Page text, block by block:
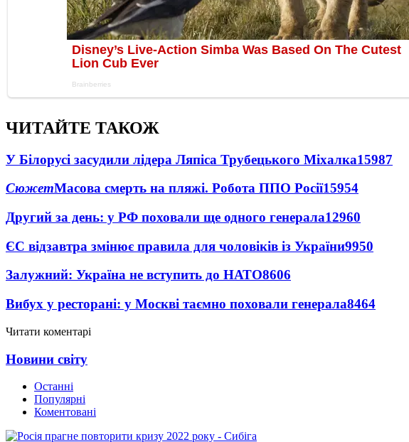
ЧИТАЙТЕ ТАКОЖ
У Білорусі засудили лідера Ляпіса Трубецького Міхалка15987
СюжетМасова смерть на пляжі. Робота ППО Росії15954
Другий за день: у РФ поховали ще одного генерала12960
ЄС відзавтра змінює правила для чоловіків із України9950
Залужний: Україна не вступить до НАТО8606
Вибух у ресторані: у Москві таємно поховали генерала8464
Читати коментарі
Новини світу
Останні
Популярні
Коментовані